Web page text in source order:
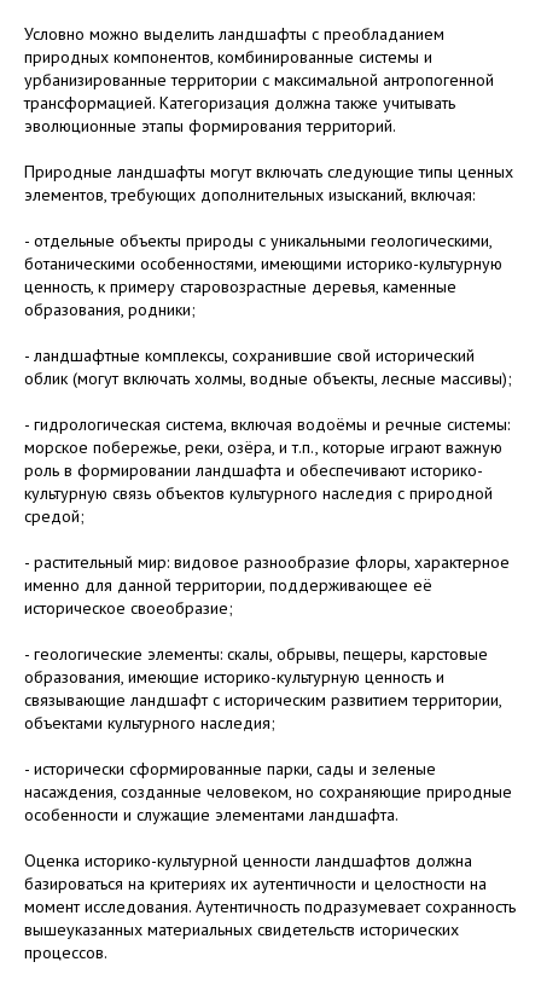
Условно можно выделить ландшафты с преобладанием
природных компонентов, комбинированные системы и
урбанизированные территории с максимальной антропогенной
трансформацией. Категоризация должна также учитывать
эволюционные этапы формирования территорий.
Природные ландшафты могут включать следующие типы ценных
элементов, требующих дополнительных изысканий, включая:
- отдельные объекты природы с уникальными геологическими,
ботаническими особенностями, имеющими историко-культурную
ценность, к примеру старовозрастные деревья, каменные
образования, родники;
- ландшафтные комплексы, сохранившие свой исторический
облик (могут включать холмы, водные объекты, лесные массивы);
- гидрологическая система, включая водоёмы и речные системы:
морское побережье, реки, озёра, и т.п., которые играют важную
роль в формировании ландшафта и обеспечивают историко-
культурную связь объектов культурного наследия с природной
средой;
- растительный мир: видовое разнообразие флоры, характерное
именно для данной территории, поддерживающее её
историческое своеобразие;
- геологические элементы: скалы, обрывы, пещеры, карстовые
образования, имеющие историко-культурную ценность и
связывающие ландшафт с историческим развитием территории,
объектами культурного наследия;
- исторически сформированные парки, сады и зеленые
насаждения, созданные человеком, но сохраняющие природные
особенности и служащие элементами ландшафта.
Оценка историко-культурной ценности ландшафтов должна
базироваться на критериях их аутентичности и целостности на
момент исследования. Аутентичность подразумевает сохранность
вышеуказанных материальных свидетельств исторических
процессов.